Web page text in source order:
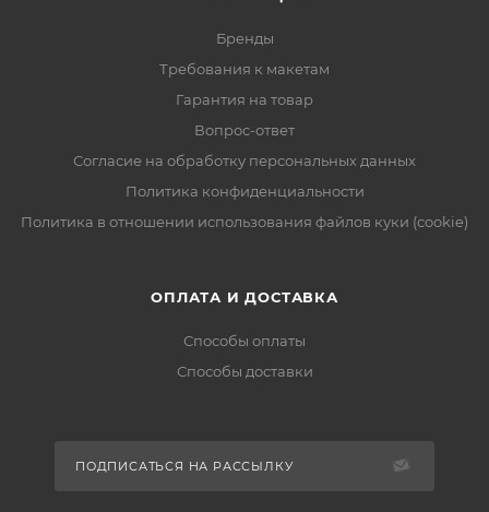
Бренды
Требования к макетам
Гарантия на товар
Вопрос-ответ
Согласие на обработку персональных данных
Политика конфиденциальности
Политика в отношении использования файлов куки (cookie)
ОПЛАТА И ДОСТАВКА
Способы оплаты
Способы доставки
ПОДПИСАТЬСЯ НА РАССЫЛКУ